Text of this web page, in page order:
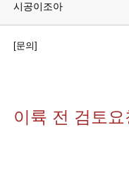
시공이조아
[문의]
이륙 전 검토